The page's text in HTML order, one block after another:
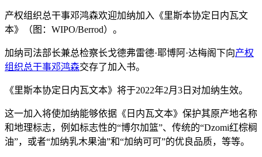
产权组织总干事邓鸿森欢迎加纳加入《里斯本协定日内瓦文
本》（图：WIPO/Berrod）。
加纳司法部长兼总检察长戈德弗雷德·耶博阿·达梅阁下向产权
组织总干事邓鸿森交存了加入书。
《里斯本协定日内瓦文本》将于2022年2月3日对加纳生效。
这一加入将使加纳能够依据《日内瓦文本》保护其原产地名称
和地理标志，例如标志性的“博尔加篮”、传统的“Dzomi红棕榈
油”，或者“加纳乳木果油”和“加纳可可”的优良品质，等等。